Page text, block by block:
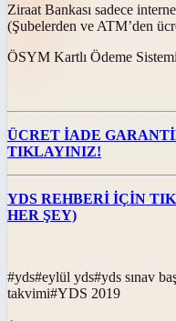
Ziraat Bankası sadece
(Şubelerden ve ATM’den
ÖSYM Kartlı Ödeme
ÜCRET İADE
TIKLAYINIZ!
YDS REHBERİ İÇİN
HER ŞEY)
#yds#eylül yds#yds sınav
takvimi#YDS 2019